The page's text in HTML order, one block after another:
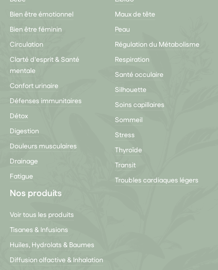
Bien être émotionnel
Bien être féminin
Circulation
Clarté d'esprit & Santé
mentale
Confort urinaire
Défenses immunitaires
Détox
Digestion
Douleurs musculaires
Drainage
Fatigue
Maux de tête
Peau
Régulation du Métabolisme
Respiration
Santé occulaire
Silhouette
Soins capillaires
Sommeil
Stress
Thyroïde
Transit
Troubles cardiaques légers
Nos produits
Voir tous les produits
Tisanes & Infusions
Huiles, Hydrolats & Baumes
Diffusion olfactive & Inhalation